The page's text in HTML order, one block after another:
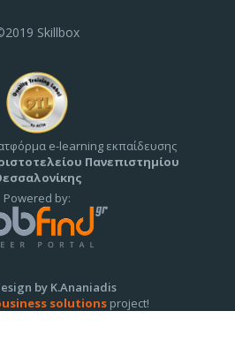
Skillbox
e-learning εκπαίδευσης
Πανεπιστημίου
Powered by:
by K.Ananiadis
solutionsproject!